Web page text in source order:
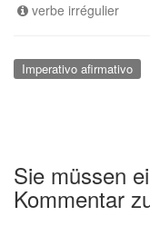
verbe irrégulier
Imperativo afirmativo
Sie müssen
Kommentar